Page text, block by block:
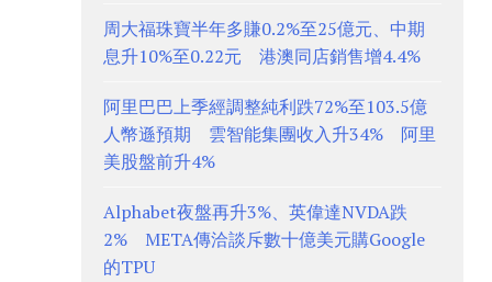
周大福珠寶半年多賺0.2%至25億元、中期
息升10%至0.22元 港澳同店銷售增4.4%
阿里巴巴上季經調整純利跌72%至103.5億
人幣遜預期 雲智能集團收入升34% 阿里
美股盤前升4%
Alphabet夜盤再升3%、英偉達NVDA跌
2% META傳洽談斥數十億美元購Google
的TPU